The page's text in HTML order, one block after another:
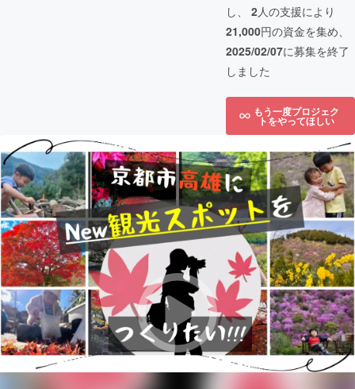
し、 2人の支援により
21,000円の資金を集め、
2025/02/07に募集を終了
しました
もう一度プロジェク
トをやってほしい